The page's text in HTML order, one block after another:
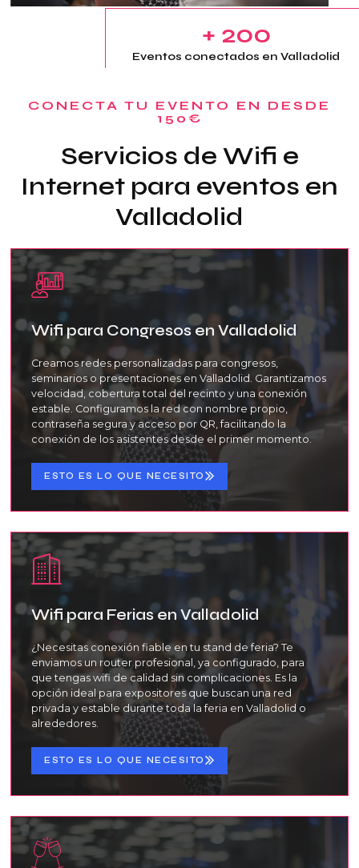
+ 200
Eventos conectados en Valladolid
CONECTA TU EVENTO EN DESDE
150€
Servicios de Wifi e
Internet para eventos en
Valladolid
Wifi para Congresos en Valladolid
Creamos redes personalizadas para congresos,
seminarios o presentaciones en Valladolid. Garantizamos
velocidad, cobertura total del recinto y una conexión
estable. Configuramos la red con nombre propio,
contraseña segura y acceso por QR, facilitando la
conexión de los asistentes desde el primer momento.
ESTO ES LO QUE NECESITO
Wifi para Ferias en Valladolid
¿Necesitas conexión fiable en tu stand de feria? Te
enviamos un router profesional, ya configurado, para
que tengas wifi de calidad sin complicaciones. Es la
opción ideal para expositores que buscan una red
privada y estable durante toda la feria en Valladolid o
alrededores.
ESTO ES LO QUE NECESITO